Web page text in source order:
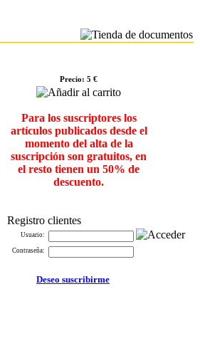
Precio: 5 €
Para los suscriptores los
artículos publicados desde el
momento del alta de la
suscripción son gratuitos, en
el resto tienen un 50% de
descuento.
Registro clientes
Usuario:
Contraseña:
Deseo suscribirme